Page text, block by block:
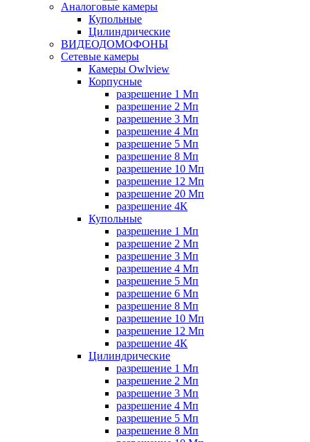
Аналоговые камеры
Купольные
Цилиндрические
ВИДЕОДОМОФОНЫ
Сетевые камеры
Камеры Owlview
Корпусные
разрешение 1 Мп
разрешение 2 Мп
разрешение 3 Мп
разрешение 4 Мп
разрешение 5 Мп
разрешение 8 Мп
разрешение 10 Мп
разрешение 12 Мп
разрешение 20 Мп
разрешение 4К
Купольные
разрешение 1 Мп
разрешение 2 Мп
разрешение 3 Мп
разрешение 4 Мп
разрешение 5 Мп
разрешение 6 Мп
разрешение 8 Мп
разрешение 10 Мп
разрешение 12 Мп
разрешение 4К
Цилиндрические
разрешение 1 Мп
разрешение 2 Мп
разрешение 3 Мп
разрешение 4 Мп
разрешение 5 Мп
разрешение 8 Мп